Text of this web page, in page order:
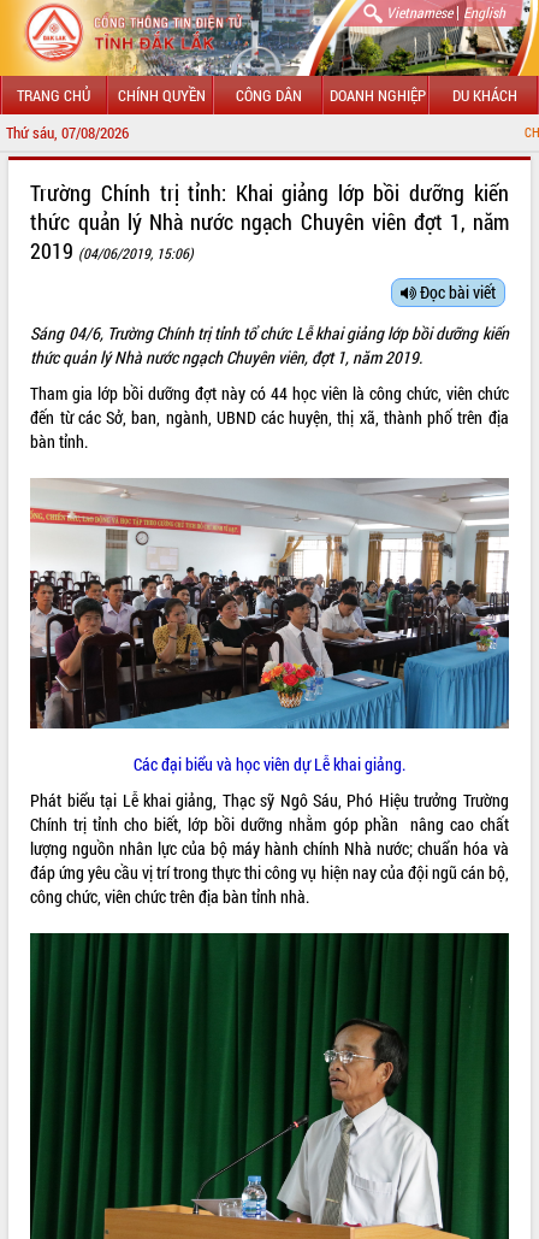
Vietnamese| English
TRANG CHỦ CHÍNH QUYỀN CÔNG DÂN DOANH NGHIỆP DU KHÁCH
Thứ sáu, 07/08/2026 CHÀO MỪNG ĐẾN
LÃNH ĐẠO UBND TỈNH
SỞ, BAN, NGÀNH
THÔNG TIN CHỈ ĐẠO ĐIỀU HÀNH
VĂN BẢN HĐND TỈNH
ĐIỂM TIN VĂN BẢN
QUY HOẠCH - KẾ HOẠCH
VIDEO
Không có file video nào để phát.
ALBUM ẢNH
Trường Chính trị tỉnh: Khai giảng lớp bồi dưỡng kiến
thức quản lý Nhà nước ngạch Chuyên viên đợt 1, năm
2019 (04/06/2019, 15:06)
Đọc bài viết
Sáng 04/6, Trường Chính trị tỉnh tổ chức Lễ khai giảng lớp bồi dưỡng kiến
thức quản lý Nhà nước ngạch Chuyên viên, đợt 1, năm 2019.
Tham gia lớp bồi dưỡng đợt này có 44 học viên là công chức, viên chức
đến từ các Sở, ban, ngành, UBND các huyện, thị xã, thành phố trên địa
bàn tỉnh.
Các đại biểu và học viên dự Lễ khai giảng.
Phát biểu tại Lễ khai giảng, Thạc sỹ Ngô Sáu, Phó Hiệu trưởng Trường
Chính trị tỉnh cho biết, lớp bồi dưỡng nhằm góp phần nâng cao chất
lượng nguồn nhân lực của bộ máy hành chính Nhà nước; chuẩn hóa và
đáp ứng yêu cầu vị trí trong thực thi công vụ hiện nay của đội ngũ cán bộ,
công chức, viên chức trên địa bàn tỉnh nhà.